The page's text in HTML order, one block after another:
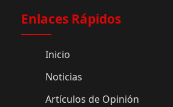
Enlaces Rápidos
Inicio
Noticias
Artículos de Opinión